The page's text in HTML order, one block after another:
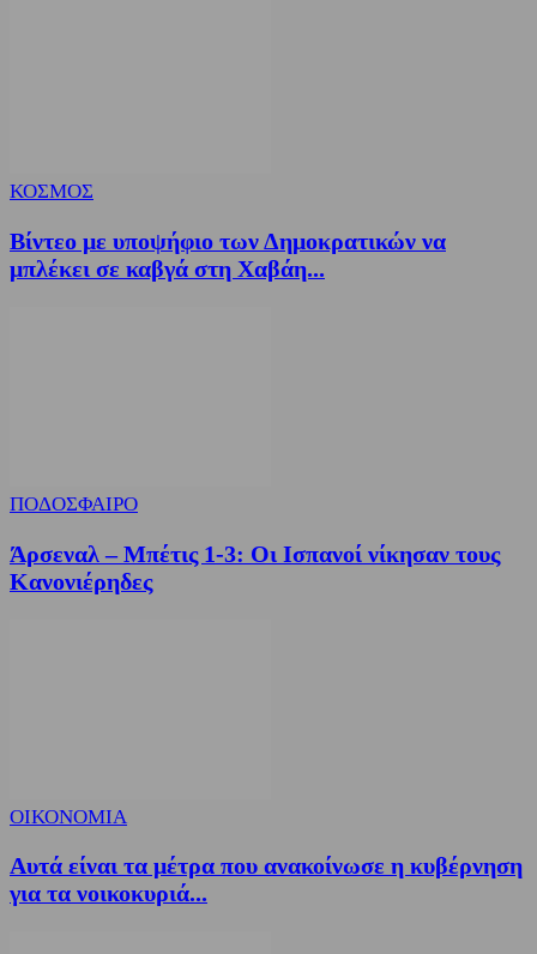
ΚΟΣΜΟΣ
Βίντεο με υποψήφιο των Δημοκρατικών να
μπλέκει σε καβγά στη Χαβάη...
ΠΟΔΟΣΦΑΙΡΟ
Άρσεναλ – Μπέτις 1-3: Οι Ισπανοί νίκησαν τους
Κανονιέρηδες
ΟΙΚΟΝΟΜΙΑ
Αυτά είναι τα μέτρα που ανακοίνωσε η κυβέρνηση
για τα νοικοκυριά...